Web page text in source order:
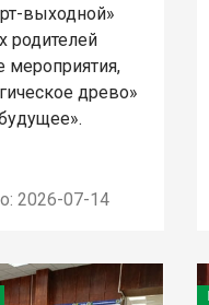
выходной»
родителей
мероприятия,
древо»
2026-07-14